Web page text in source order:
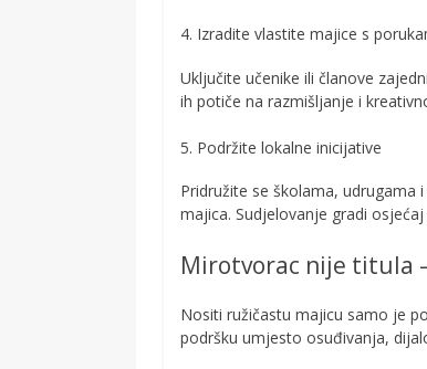
4. Izradite vlastite majice s
Uključite učenike ili članove
ih potiče na razmišljanje i
5. Podržite lokalne inicijative
Pridružite se školama,
majica. Sudjelovanje gradi
Mirotvorac nije titula
Nositi ružičastu majicu samo je
podršku umjesto osuđivanja,